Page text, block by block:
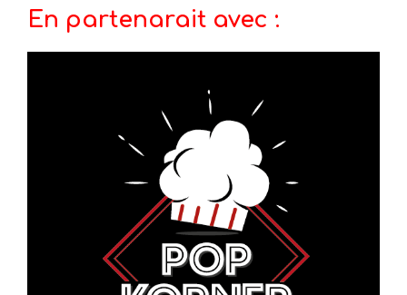
En partenarait avec :